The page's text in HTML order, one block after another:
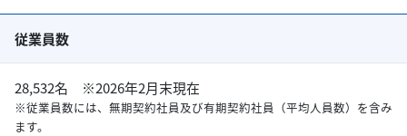
従業員数
28,532名 ※2026年2月末現在
※従業員数には、無期契約社員及び有期契約社員（平均人員数）を含み
ます。